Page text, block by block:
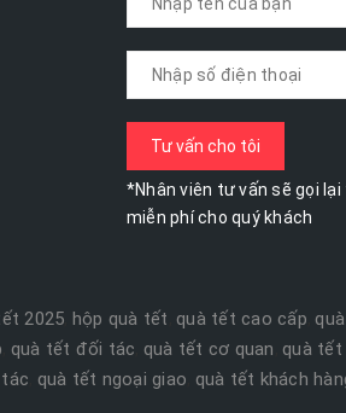
*Nhân viên tư vấn sẽ gọi lại
miễn phí cho quý khách
2025 hộp quà tết quà tết cao cấp
quà tết đối tác quà tết cơ quan quà tết
quà tết ngoại giao quà tết khách